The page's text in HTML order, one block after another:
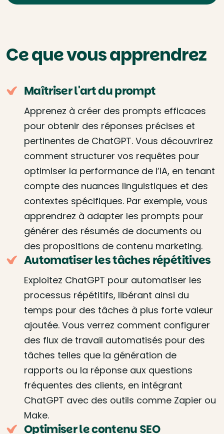
Ce que vous apprendrez
Maîtriser l'art du prompt
Apprenez à créer des prompts efficaces
pour obtenir des réponses précises et
pertinentes de ChatGPT. Vous découvrirez
comment structurer vos requêtes pour
optimiser la performance de l’IA, en tenant
compte des nuances linguistiques et des
contextes spécifiques. Par exemple, vous
apprendrez à adapter les prompts pour
générer des résumés de documents ou
des propositions de contenu marketing.
Automatiser les tâches répétitives
Exploitez ChatGPT pour automatiser les
processus répétitifs, libérant ainsi du
temps pour des tâches à plus forte valeur
ajoutée. Vous verrez comment configurer
des flux de travail automatisés pour des
tâches telles que la génération de
rapports ou la réponse aux questions
fréquentes des clients, en intégrant
ChatGPT avec des outils comme Zapier ou
Make.
Optimiser le contenu SEO